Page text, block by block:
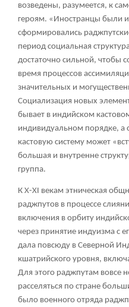
возведены, разумеется, к
героям. «Иностранцы были
сформировались
период социальная
достаточно сильной, чтобы
время процессов
значительных и
Социализация новых
бывает в индийском
индивидуальном порядке,
кастовую систему может
большая и внутренне
группа.
К Х-XI векам этническая
раджпутов в процессе
включения в орбиту
через принятие индуизма с
дала повсюду в Северной
кшатрийского уровня,
Для этого раджпутам вовсе
расселяться по стране
было военного отряда